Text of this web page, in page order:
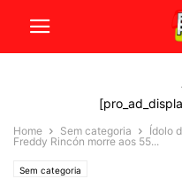
Home Sem categoria
Ídolo
Freddy Rincón morre aos 55...
Sem categoria